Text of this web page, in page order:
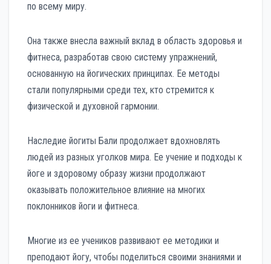
по всему миру.
Она также внесла важный вклад в область здоровья и
фитнеса, разработав свою систему упражнений,
основанную на йогических принципах. Ее методы
стали популярными среди тех, кто стремится к
физической и духовной гармонии.
Наследие йогиты Бали продолжает вдохновлять
людей из разных уголков мира. Ее учение и подходы к
йоге и здоровому образу жизни продолжают
оказывать положительное влияние на многих
поклонников йоги и фитнеса.
Многие из ее учеников развивают ее методики и
преподают йогу, чтобы поделиться своими знаниями и